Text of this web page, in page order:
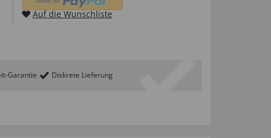
Auf die Wunschliste
Garantie Diskrete Lieferung